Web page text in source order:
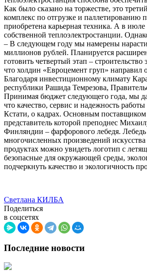
Как было сказано на торжестве, это
комплекс по отгрузке и паллетированию
приобретена карьерная техника. А в
собственной теплоэлектростанции.
– В следующем году мы намерены
миллионов рублей. Планируется
готовить четвертый этап –
что холдин «Евроцемент груп»
Благодаря инвестиционному климату
республики Рашида Темрезова,
Принимая бюджет следующего года, мы
что качество, сервис и надежность
Кстати, о кадрах. Основным
представитель которой преподнес
Финляндии – фарфорового лебедя.
многочисленных произведений
продуктах можно увидеть логотип с
безопасные для окружающей среды,
подчеркнуть качество и экологичность
Светлана КИЛБА
Поделиться
в соцсетях
Последние новости